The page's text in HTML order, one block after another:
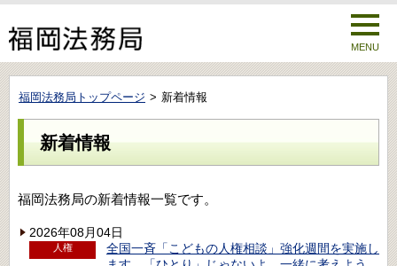
MENU
福岡法務局トップページ 新着情報
新着情報
福岡法務局の新着情報一覧です。
2026年08月04日
人権
全国一斉「こどもの人権相談」強化週間を実施し